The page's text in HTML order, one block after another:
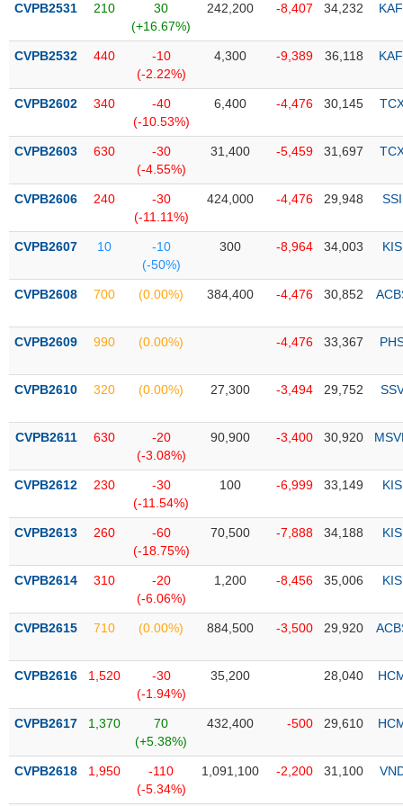
thái
phiếu
mô
thị
Niêm
Niêm
mới
yết
sung
niêm
yết
Theo
dõi
biệt
được
quỹ
mục
ETF
Cổ
chi
tiết
CVPB2531 210
30
(+16.67%)
242,200 -8,407 34,232
CVPB2532 440
-10
(-2.22%)
4,300 -9,389 36,118
CVPB2602 340
-40
(-10.53%)
6,400 -4,476 30,145
CVPB2603 630
-30
(-4.55%)
31,400 -5,459 31,697
CVPB2606 240
-30
(-11.11%)
424,000 -4,476 29,948 SSI
CVPB2607 10
-10
(-50%)
300 -8,964 34,003 KIS
CVPB2608 700 (0.00%) 384,400 -4,476 30,852
CVPB2609 990 (0.00%) -4,476 33,367
CVPB2610 320 (0.00%) 27,300 -3,494 29,752
CVPB2611 630
-20
(-3.08%)
90,900 -3,400 30,920
CVPB2612 230
-30
(-11.54%)
100 -6,999 33,149 KIS
CVPB2613 260
-60
(-18.75%)
70,500 -7,888 34,188 KIS
CVPB2614 310
-20
(-6.06%)
1,200 -8,456 35,006 KIS
CVPB2615 710 (0.00%) 884,500 -3,500 29,920
CVPB2616 1,520
-30
(-1.94%)
35,200 28,040
CVPB2617 1,370
70
(+5.38%)
432,400 -500 29,610
CVPB2618 1,950
-110
(-5.34%)
1,091,100 -2,200 31,100
NGÀNH
DOANH
NGHIỆP
PHIẾU
PHÁI
TRÁI
CÔNG
ĐẦU
TƯ
DỮ
MỚI
Ngành
(-)